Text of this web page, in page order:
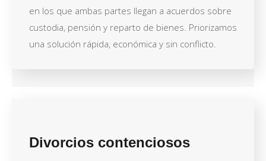
en los que ambas partes llegan a acuerdos sobre
custodia, pensión y reparto de bienes. Priorizamos
una solución rápida, económica y sin conflicto.
Divorcios contenciosos